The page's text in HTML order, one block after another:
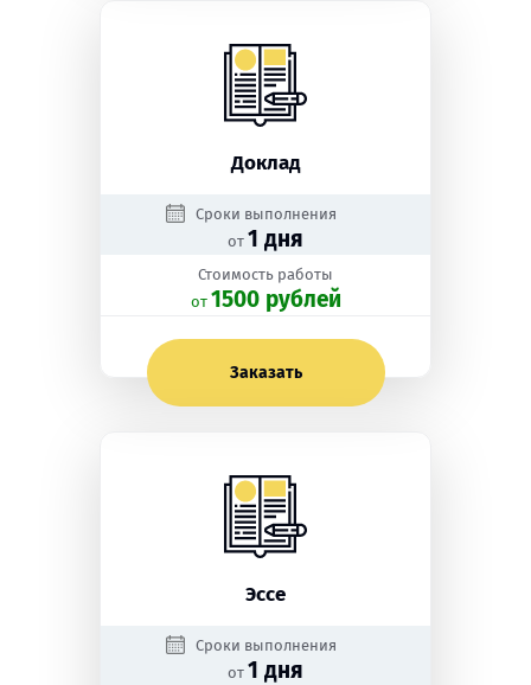
Доклад
Сроки выполнения
от 1 дня
Стоимость работы
oт 1500 рублей
Заказать
Эссе
Сроки выполнения
от 1 дня